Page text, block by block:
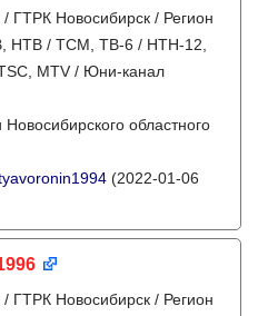
ГТРК Новосибирск / Регион
НТВ / ТСМ, ТВ-6 / НТН-12,
MTV / Юни-канал
областного
(2022-01-06
ГТРК Новосибирск / Регион